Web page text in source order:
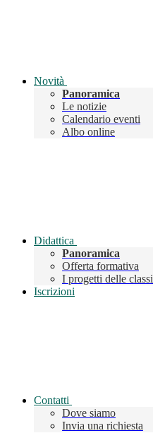
Novità
Panoramica
Le notizie
Calendario eventi
Albo online
Didattica
Panoramica
Offerta formativa
I progetti delle classi
Iscrizioni
Contatti
Dove siamo
Invia una richiesta